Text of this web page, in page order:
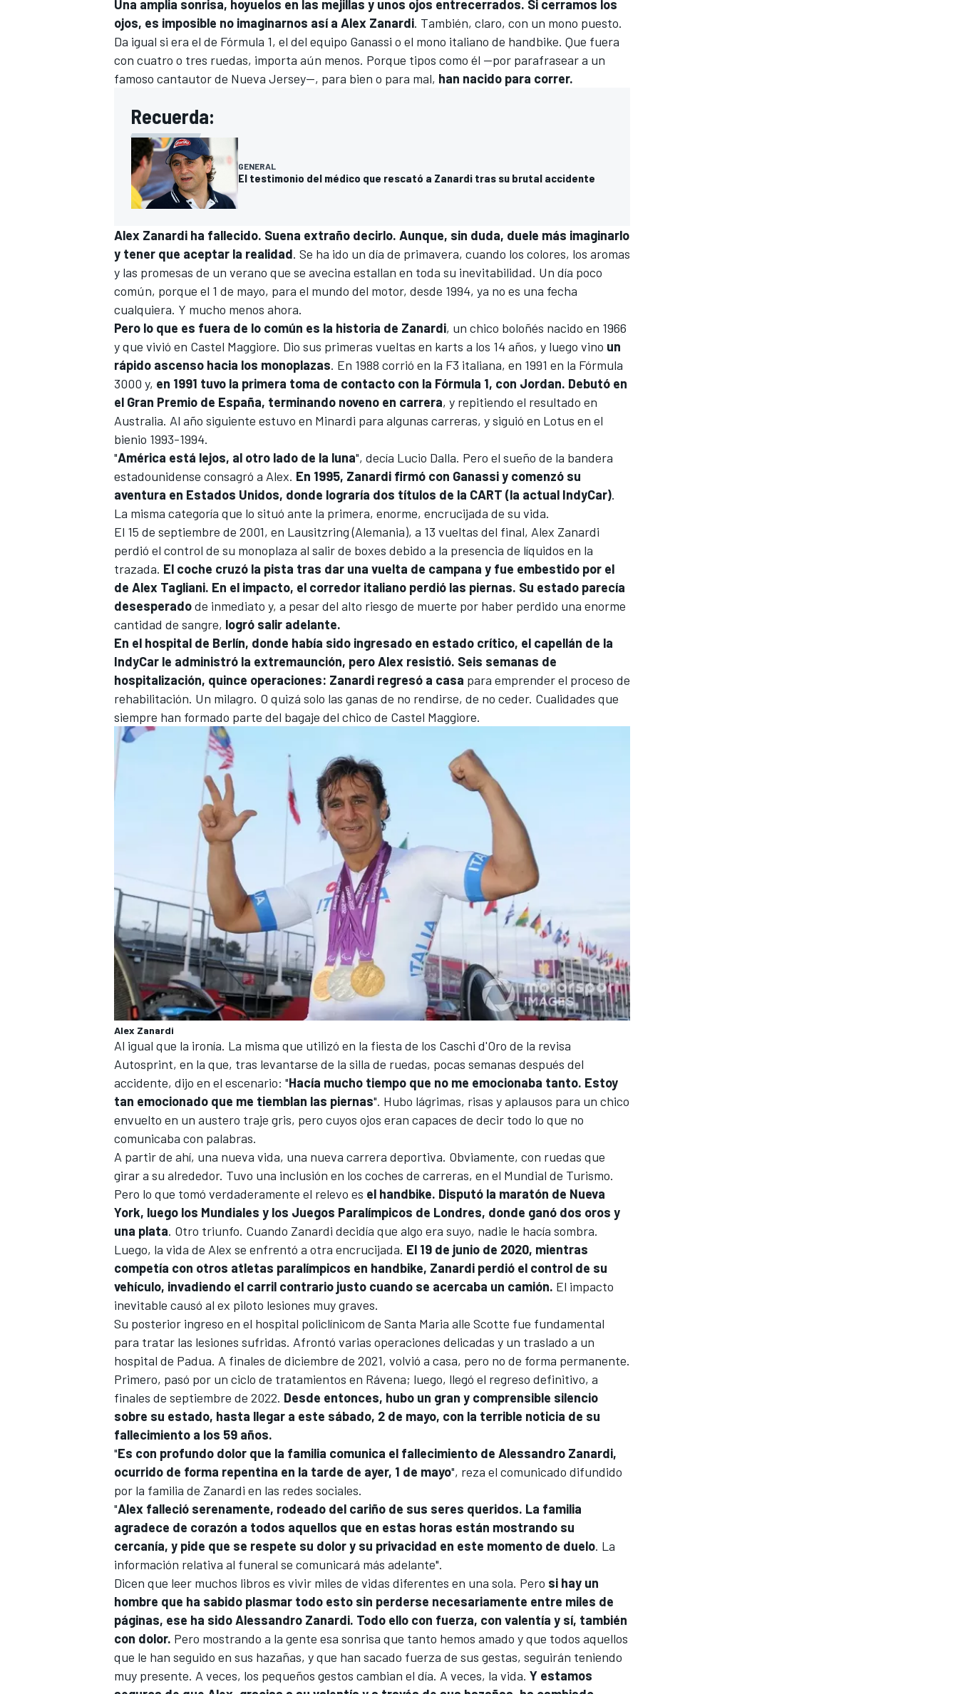
MÁS CATEGORÍAS
Una amplia sonrisa, hoyuelos en las mejillas y unos ojos entrecerrados. Si cerramos los
ojos, es imposible no imaginarnos así a Alex Zanardi. También, claro, con un mono puesto.
Da igual si era el de Fórmula 1, el del equipo Ganassi o el mono italiano de handbike. Que fuera
con cuatro o tres ruedas, importa aún menos. Porque tipos como él —por parafrasear a un
famoso cantautor de Nueva Jersey—, para bien o para mal, han nacido para correr.
Recuerda:
GENERAL
El testimonio del médico que rescató a Zanardi tras su brutal accidente
Alex Zanardi ha fallecido. Suena extraño decirlo. Aunque, sin duda, duele más imaginarlo
y tener que aceptar la realidad. Se ha ido un día de primavera, cuando los colores, los aromas
y las promesas de un verano que se avecina estallan en toda su inevitabilidad. Un día poco
común, porque el 1 de mayo, para el mundo del motor, desde 1994, ya no es una fecha
cualquiera. Y mucho menos ahora.
Pero lo que es fuera de lo común es la historia de Zanardi, un chico boloñés nacido en 1966
y que vivió en Castel Maggiore. Dio sus primeras vueltas en karts a los 14 años, y luego vino un
rápido ascenso hacia los monoplazas. En 1988 corrió en la F3 italiana, en 1991 en la Fórmula
3000 y, en 1991 tuvo la primera toma de contacto con la Fórmula 1, con Jordan. Debutó en
el Gran Premio de España, terminando noveno en carrera, y repitiendo el resultado en
Australia. Al año siguiente estuvo en Minardi para algunas carreras, y siguió en Lotus en el
bienio 1993-1994.
"América está lejos, al otro lado de la luna", decía Lucio Dalla. Pero el sueño de la bandera
estadounidense consagró a Alex. En 1995, Zanardi firmó con Ganassi y comenzó su
aventura en Estados Unidos, donde lograría dos títulos de la CART (la actual IndyCar).
La misma categoría que lo situó ante la primera, enorme, encrucijada de su vida.
El 15 de septiembre de 2001, en Lausitzring(Alemania), a 13 vueltas del final, Alex Zanardi
perdió el control de su monoplaza al salir de boxes debido a la presencia de líquidos en la
trazada. El coche cruzó la pista tras dar una vuelta de campana y fue embestido por el
de Alex Tagliani. En el impacto, el corredor italiano perdió las piernas. Su estado parecía
desesperadode inmediato y, a pesar del alto riesgo de muerte por haber perdido una enorme
cantidad de sangre, logró salir adelante.
En el hospital de Berlín, donde había sido ingresado en estado crítico, el capellán de la
IndyCar le administró la extremaunción, pero Alex resistió. Seis semanas de
hospitalización, quince operaciones: Zanardi regresó a casa para emprender el proceso de
rehabilitación. Un milagro. O quizá solo las ganas de no rendirse, de no ceder. Cualidades que
siempre han formado parte del bagaje del chico de Castel Maggiore.
Alex Zanardi
Al igual que la ironía. La misma que utilizó en la fiesta de los Caschi d'Oro de la revisa
Autosprint, en la que, tras levantarse de la silla de ruedas, pocas semanas después del
accidente, dijo en el escenario: "Hacía mucho tiempo que no me emocionaba tanto. Estoy
tan emocionado que me tiemblan las piernas". Hubo lágrimas, risas y aplausos para un chico
envuelto en un austero traje gris, pero cuyos ojos eran capaces de decir todo lo que no
comunicaba con palabras.
A partir de ahí, una nueva vida, una nueva carrera deportiva. Obviamente, con ruedas que
girar a su alrededor. Tuvo una inclusión en los coches de carreras, en el Mundial de Turismo.
Pero lo que tomó verdaderamente el relevo es el handbike. Disputó la maratón de Nueva
York, luego los Mundiales y los Juegos Paralímpicos de Londres, donde ganó dos oros y
una plata. Otro triunfo. Cuando Zanardi decidía que algo era suyo, nadie le hacía sombra.
Luego, la vida de Alex se enfrentó a otra encrucijada. El 19 de junio de 2020, mientras
competía con otros atletas paralímpicos en handbike, Zanardi perdió el control de su
vehículo, invadiendo el carril contrario justo cuando se acercaba un camión. El impacto
inevitable causó al ex piloto lesiones muy graves.
Su posterior ingreso en el hospital policlínicom de Santa Maria alle Scotte fue fundamental
para tratar las lesiones sufridas. Afrontó varias operaciones delicadas y un traslado a un
hospital de Padua. A finales de diciembre de 2021, volvió a casa, pero no de forma permanente.
Primero, pasó por un ciclo de tratamientos en Rávena; luego, llegó el regreso definitivo, a
finales de septiembre de 2022. Desde entonces, hubo un gran y comprensible silencio
sobre su estado, hasta llegar a este sábado, 2 de mayo, con la terrible noticia de su
fallecimiento a los 59 años.
"Es con profundo dolor que la familia comunica el fallecimiento de Alessandro Zanardi,
ocurrido de forma repentina en la tarde de ayer, 1 de mayo", reza el comunicado difundido
por la familia de Zanardi en las redes sociales.
"Alex falleció serenamente, rodeado del cariño de sus seres queridos. La familia
agradece de corazón a todos aquellos que en estas horas están mostrando su
cercanía, y pide que se respete su dolor y su privacidad en este momento de duelo. La
información relativa al funeral se comunicará más adelante".
Dicen que leer muchos libros es vivir miles de vidas diferentes en una sola. Pero si hay un
hombre que ha sabido plasmar todo esto sin perderse necesariamente entre miles de
páginas, ese ha sido Alessandro Zanardi. Todo ello con fuerza, con valentía y sí, también
con dolor. Pero mostrando a la gente esa sonrisa que tanto hemos amado y que todos aquellos
que le han seguido en sus hazañas, y que han sacado fuerza de sus gestas, seguirán teniendo
muy presente. A veces, los pequeños gestos cambian el día. A veces, la vida. Y estamos